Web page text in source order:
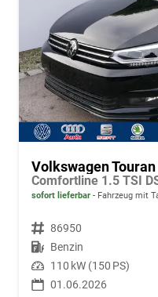
Volkswagen Touran
sofort lieferbar Fahrzeug mit
Fahrzeugnr. 86950
Kraftstoff Benzin
Leistung 110 kW (150 PS)
01.06.2026